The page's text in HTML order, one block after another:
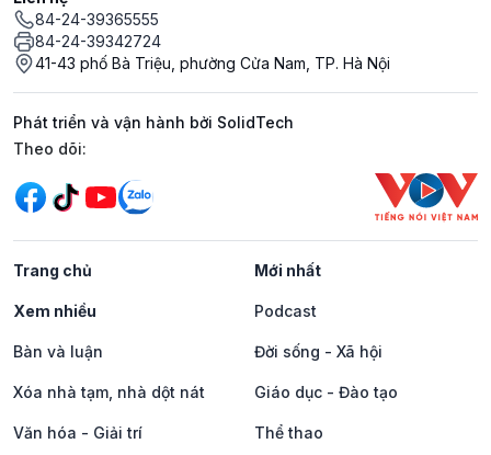
84-24-39365555
84-24-39342724
41-43 phố Bà Triệu, phường Cửa Nam, TP. Hà Nội
Phát triển và vận hành bởi SolidTech
Mạng xã hội
Theo dõi:
Trang chủ Mới nhất
Xem nhiều Podcast
Bàn và luận Đời sống - Xã hội
Xóa nhà tạm, nhà dột nát Giáo dục - Đào tạo
Văn hóa - Giải trí Thể thao